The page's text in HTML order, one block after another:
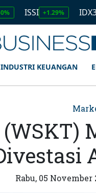
+1.29% IDX30 +1.45%
INDUSTRI KEUANGAN
Rabu, 05 November